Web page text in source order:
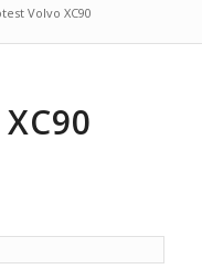
Volvo XC90